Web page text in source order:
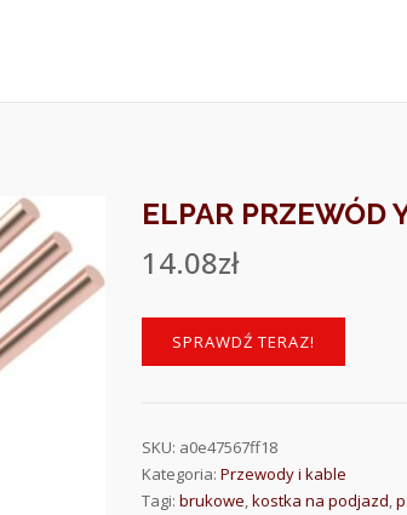
ELPAR PRZEWÓD
14.08zł
SPRAWDŹ TERAZ!
SKU: a0e47567ff18
Kategoria:Przewody i kable
Tagi:brukowe,kostka na podjazd,